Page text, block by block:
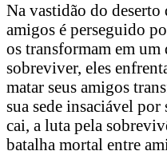
Na vastidão do
amigos é perseguido
os transformam em um
sobreviver, eles
matar seus amigos
sua sede insaciável
cai, a luta pela
batalha mortal entre